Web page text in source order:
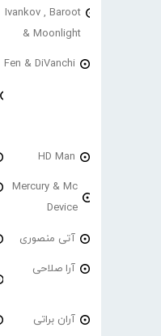
Ivankov , Baroot
& Moonlight
Fen & DiVanchi
HD Man
Mercury & Mc
Device
آتی منصوری
آرا صلاحی
آران براتی